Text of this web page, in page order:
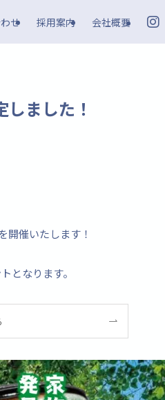
せ 採用案内 会社概要
ました！
開催いたします！
となります。